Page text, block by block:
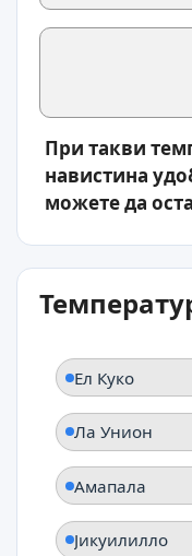
При такви
навистина
можете да
Ел Куко
Ла Унион
Амапала
Јикуилилло